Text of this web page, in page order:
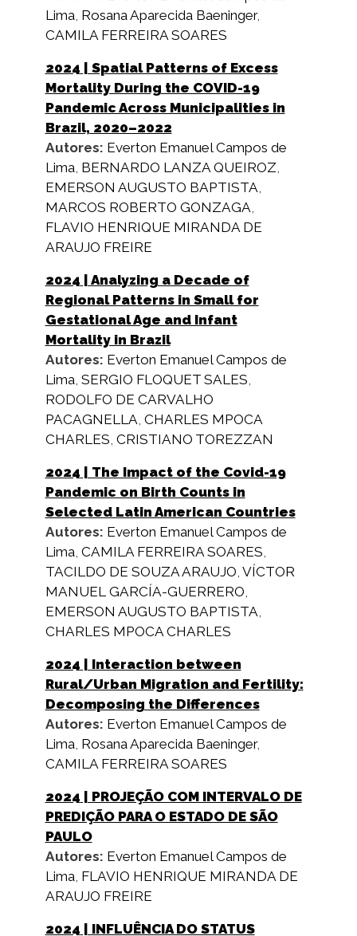
Lima, Rosana Aparecida Baeninger,
CAMILA FERREIRA SOARES
2024 | Spatial Patterns of Excess
Mortality During the COVID-19
Pandemic Across Municipalities in
Brazil, 2020–2022
Autores: Everton Emanuel Campos de
Lima, BERNARDO LANZA QUEIROZ,
EMERSON AUGUSTO BAPTISTA,
MARCOS ROBERTO GONZAGA,
FLAVIO HENRIQUE MIRANDA DE
ARAUJO FREIRE
2024 | Analyzing a Decade of
Regional Patterns in Small for
Gestational Age and Infant
Mortality in Brazil
Autores: Everton Emanuel Campos de
Lima, SERGIO FLOQUET SALES,
RODOLFO DE CARVALHO
PACAGNELLA, CHARLES MPOCA
CHARLES, CRISTIANO TOREZZAN
2024 | The Impact of the Covid-19
Pandemic on Birth Counts in
Selected Latin American Countries
Autores: Everton Emanuel Campos de
Lima, CAMILA FERREIRA SOARES,
TACILDO DE SOUZA ARAUJO, VÍCTOR
MANUEL GARCÍA-GUERRERO,
EMERSON AUGUSTO BAPTISTA,
CHARLES MPOCA CHARLES
2024 | Interaction between
Rural/Urban Migration and Fertility:
Decomposing the Differences
Autores: Everton Emanuel Campos de
Lima, Rosana Aparecida Baeninger,
CAMILA FERREIRA SOARES
2024 | PROJEÇÃO COM INTERVALO DE
PREDIÇÃO PARA O ESTADO DE SÃO
PAULO
Autores: Everton Emanuel Campos de
Lima, FLAVIO HENRIQUE MIRANDA DE
ARAUJO FREIRE
2024 | INFLUÊNCIA DO STATUS